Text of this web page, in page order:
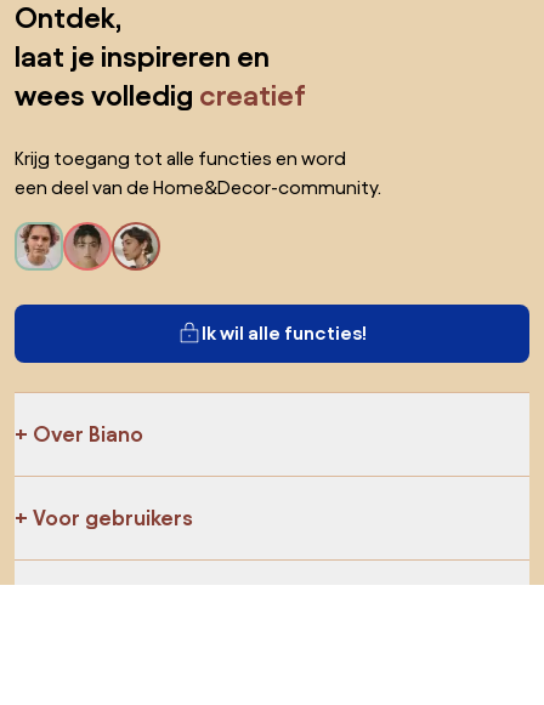
Ontdek,
laat je inspireren en
wees volledig creatief
Krijg toegang tot alle functies en word
een deel van de Home&Decor-community.
Ik wil alle functies!
Over Biano
Voor gebruikers